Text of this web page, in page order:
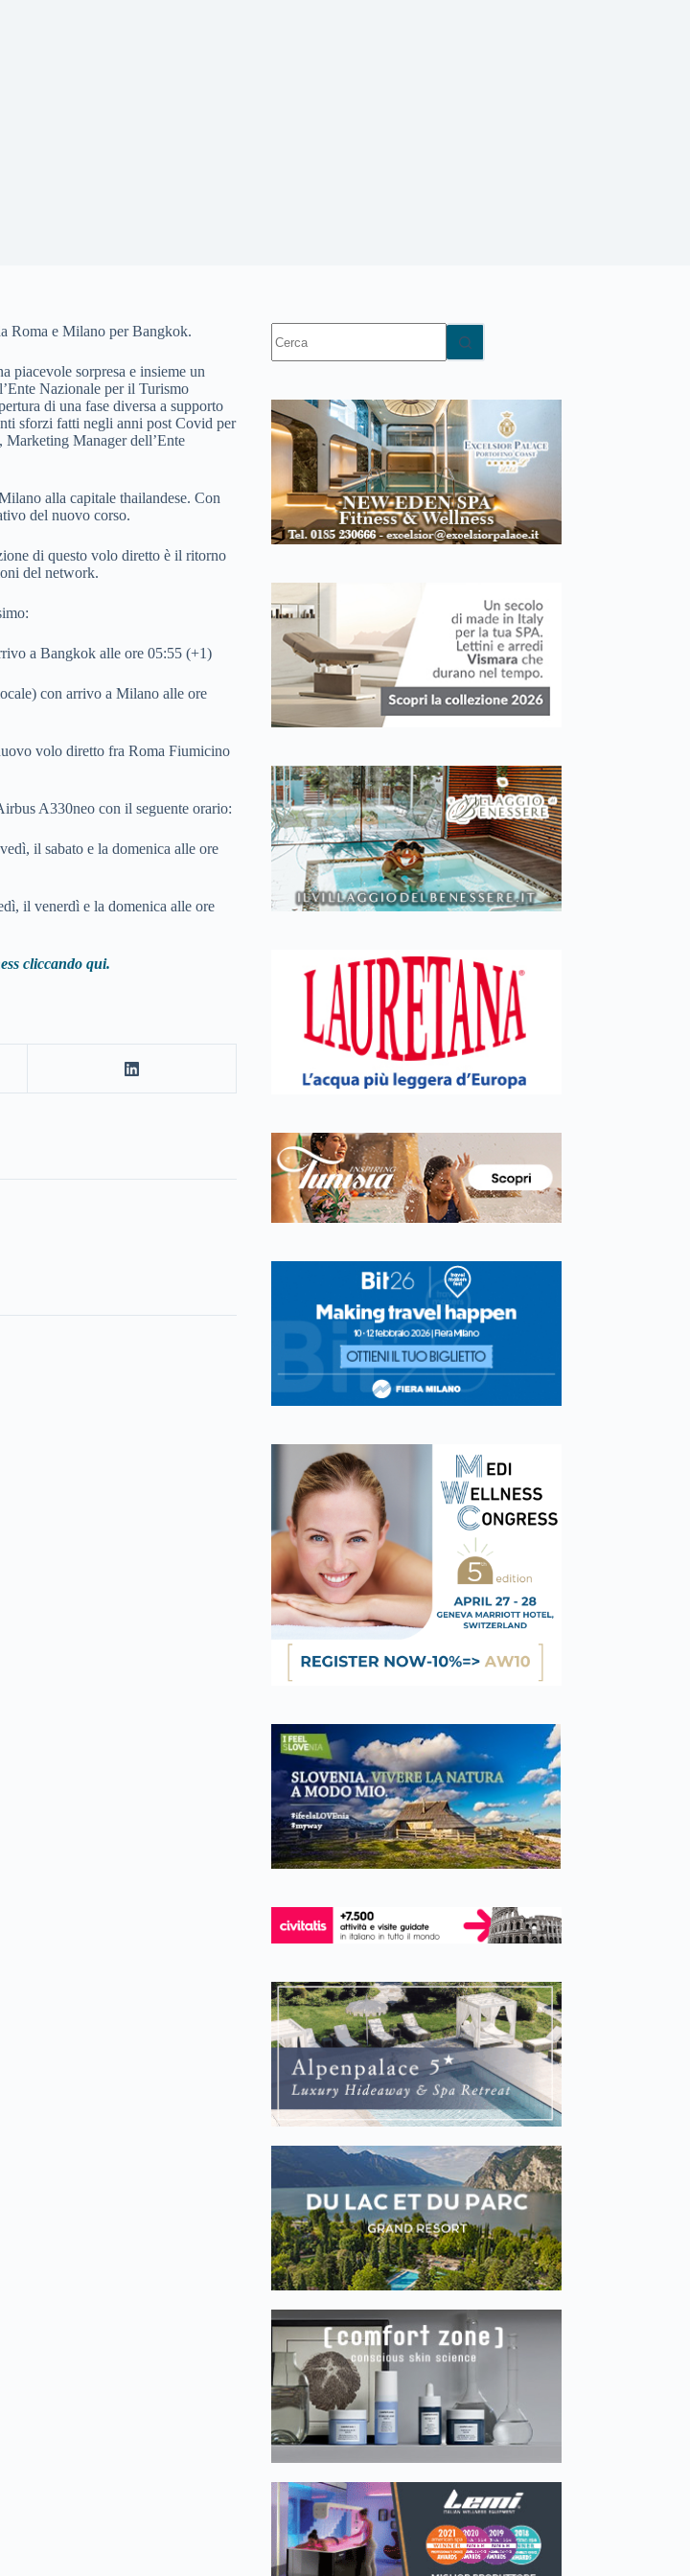
Roma e Milano per Bangkok.
piacevole sorpresa e insieme un
Nazionale per il Turismo
di una fase diversa a supporto
sforzi fatti negli anni post Covid per
Manager dell’Ente
alla capitale thailandese. Con
del nuovo corso.
di questo volo diretto è il ritorno
del network.
a Bangkok alle ore 05:55 (+1)
con arrivo a Milano alle ore
volo diretto fra Roma Fiumicino
A330neo con il seguente orario:
il sabato e la domenica alle ore
il venerdì e la domenica alle ore
cliccando qui.
risultato